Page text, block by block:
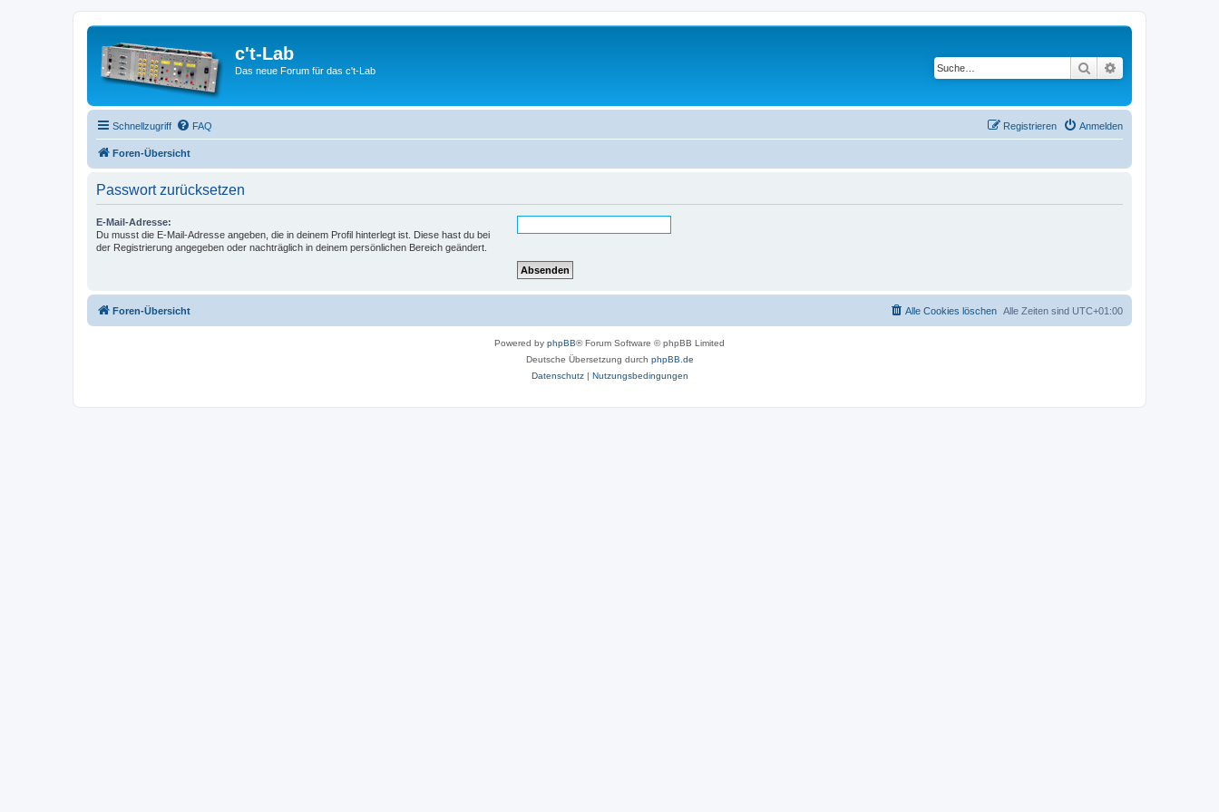
c't-Lab
Das neue Forum für das c't-Lab Suche
Schnellzugriff FAQ Anmelden
Registrieren
Foren-Übersicht
Passwort zurücksetzen
E-Mail-Adresse:
Du musst die E-Mail-Adresse angeben, die in deinem Profil hinterlegt ist. Diese hast du bei
der Registrierung angegeben oder nachträglich in deinem persönlichen Bereich geändert.
Foren-Übersicht Alle Zeiten sind UTC+01:00
Alle Cookies löschen
Powered by phpBB® Forum Software © phpBB Limited
Deutsche Übersetzung durch phpBB.de
Datenschutz| Nutzungsbedingungen